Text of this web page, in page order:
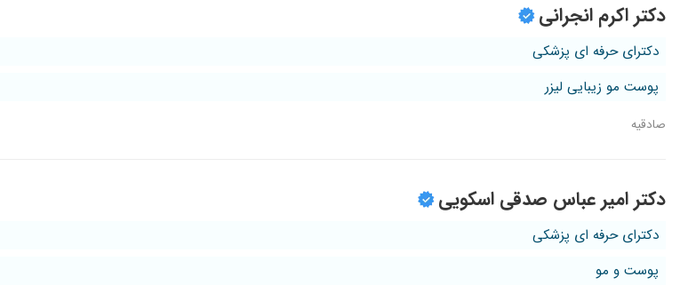
دکتر اکرم انجرانی
دکترای حرفه ای پزشکی
پوست مو زیبایی لیزر
صادقیه
دکتر امیر عباس صدقی اسکویی
دکترای حرفه ای پزشکی
پوست و مو